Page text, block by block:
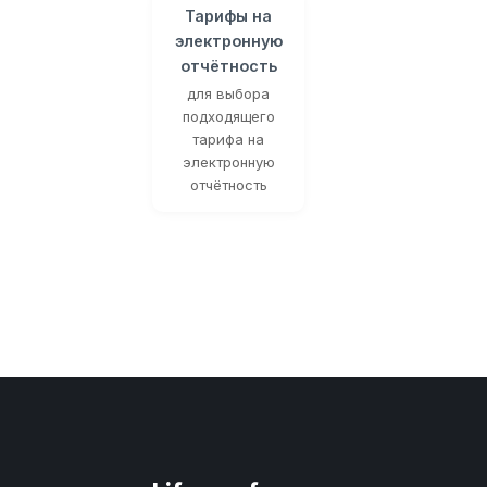
Тарифы на
электронную
отчётность
для выбора
подходящего
тарифа на
электронную
отчётность